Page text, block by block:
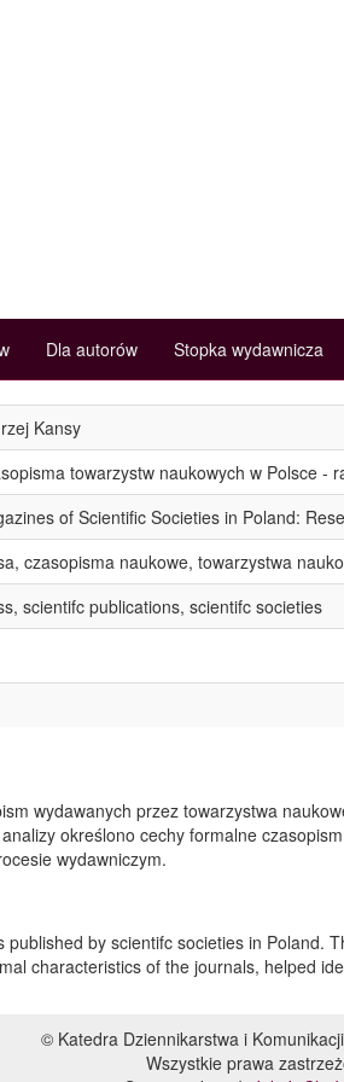
Dla autorów Stopka wydawnicza
Kansy
towarzystw naukowych w Polsce -
of Scientific Societies in Poland:
czasopisma naukowe, towarzystwa
scientifc publications, scientifc societies
wydawanych przez towarzystwa
określono cechy formalne
wydawniczym.
by scientifc societies in Poland.
characteristics of the journals, helped
© Katedra Dziennikarstwa i
Wszystkie prawa